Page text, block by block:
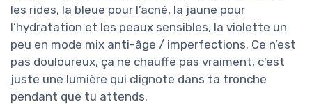
les rides, la bleue pour l’acné, la jaune pour
l’hydratation et les peaux sensibles, la violette un
peu en mode mix anti-âge / imperfections. Ce n’est
pas douloureux, ça ne chauffe pas vraiment, c’est
juste une lumière qui clignote dans ta tronche
pendant que tu attends.